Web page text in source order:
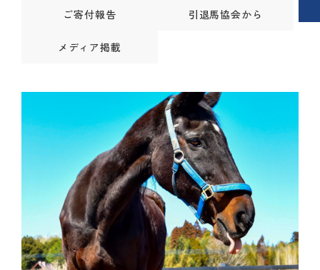
ご寄付報告 引退馬協会から
メディア掲載